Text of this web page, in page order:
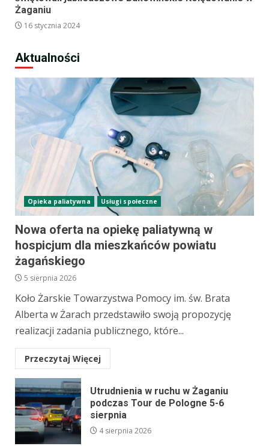
Żaganiu
16 stycznia 2024
Aktualności
Opieka paliatywna Usługi społeczne
Nowa oferta na opiekę paliatywną w
hospicjum dla mieszkańców powiatu
żagańskiego
5 sierpnia 2026
Koło Żarskie Towarzystwa Pomocy im. św. Brata
Alberta w Żarach przedstawiło swoją propozycję
realizacji zadania publicznego, które...
Przeczytaj Więcej
Utrudnienia w ruchu w Żaganiu
podczas Tour de Pologne 5-6
sierpnia
4 sierpnia 2026